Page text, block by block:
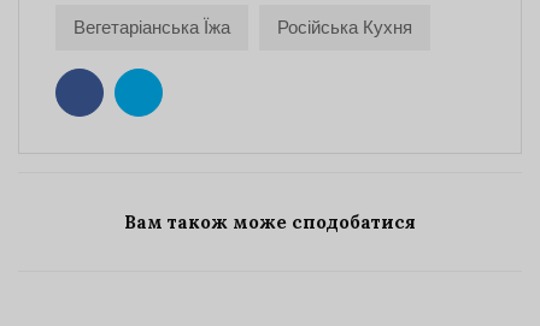
Вегетаріанська Їжа
Російська Кухня
Вам також може сподобатися